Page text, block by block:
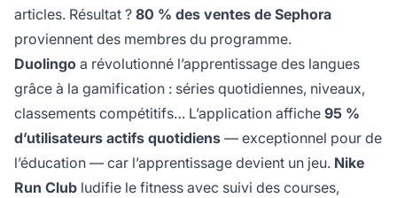
articles. Résultat ? 80 % des ventes de Sephora
proviennent des membres du programme.
Duolingo a révolutionné l’apprentissage des langues
grâce à la gamification : séries quotidiennes, niveaux,
classements compétitifs… L’application affiche 95 %
d’utilisateurs actifs quotidiens — exceptionnel pour de
l’éducation — car l’apprentissage devient un jeu. Nike
Run Club ludifie le fitness avec suivi des courses,